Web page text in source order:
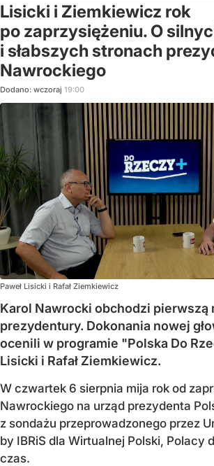
Lisicki i Ziemkiewicz rok
po zaprzysiężeniu. O
i słabszych stronach
Nawrockiego
Dodano: wczoraj 19:00
Paweł Lisicki i Rafał Ziemkiewicz
Karol Nawrocki obchodzi pierwszą
prezydentury. Dokonania nowej
ocenili w programie "Polska Do
Lisicki i Rafał Ziemkiewicz.
W czwartek 6 sierpnia mija rok od
Nawrockiego na urząd prezydenta
z sondażu przeprowadzonego przez
by IBRiS dla Wirtualnej Polski, Polacy
czas.